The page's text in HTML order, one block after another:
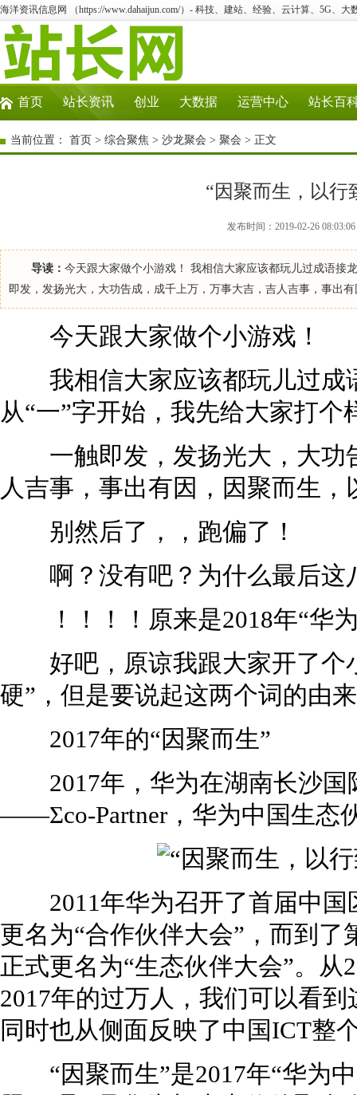
海洋资讯信息网 （https://www.dahaijun.com/）- 科技、建站、经验、云计算、5G、大
首页 站长资讯 创业 大数据 运营中心 站长百
当前位置： 首页 > 综合聚焦 > 沙龙聚会 > 聚会 > 正文
“因聚而生，以行
发布时间：2019-02-26
导读： 今天跟大家做个小游戏！ 我相信大家应该都玩儿过成语接
即发，发扬光大，大功告成，成千上万，万事大吉，吉人吉事，事
今天跟大家做个小游戏！
我相信大家应该都玩儿过成
从“一”字开始，我先给大家打个
一触即发，发扬光大，大功
人吉事，事出有因，因聚而生
别然后了，，跑偏了！
啊？没有吧？为什么最后这
！！！！原来是2018年“华为
好吧，原谅我跟大家开了个
硬”，但是要说起这两个词的由
2017年的“因聚而生”
2017年，华为在湖南长沙国
——Σco-Partner，华为中国生态
2011年华为召开了首届中国
更名为“合作伙伴大会”，而到
正式更名为“生态伙伴大会”。从
2017年的过万人，我们可以看
同时也从侧面反映了中国ICT整
“因聚而生”是2017年“华为中